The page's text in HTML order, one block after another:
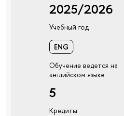
2025/2026
Учебный год
ENG
Обучение ведется на
английском языке
5
Кредиты